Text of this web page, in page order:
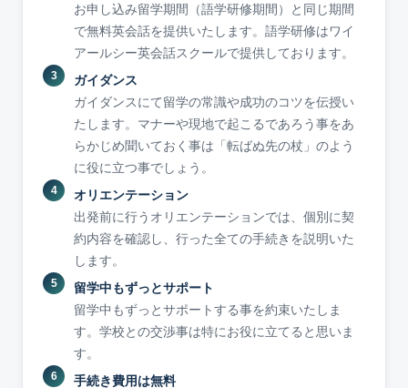
お申し込み留学期間（語学研修期間）と同じ期間
で無料英会話を提供いたします。語学研修はワイ
アールシー英会話スクールで提供しております。
ガイダンス
ガイダンスにて留学の常識や成功のコツを伝授い
たします。マナーや現地で起こるであろう事をあ
らかじめ聞いておく事は「転ばぬ先の杖」のよう
に役に立つ事でしょう。
オリエンテーション
出発前に行うオリエンテーションでは、個別に契
約内容を確認し、行った全ての手続きを説明いた
します。
留学中もずっとサポート
留学中もずっとサポートする事を約束いたしま
す。学校との交渉事は特にお役に立てると思いま
す。
手続き費用は無料